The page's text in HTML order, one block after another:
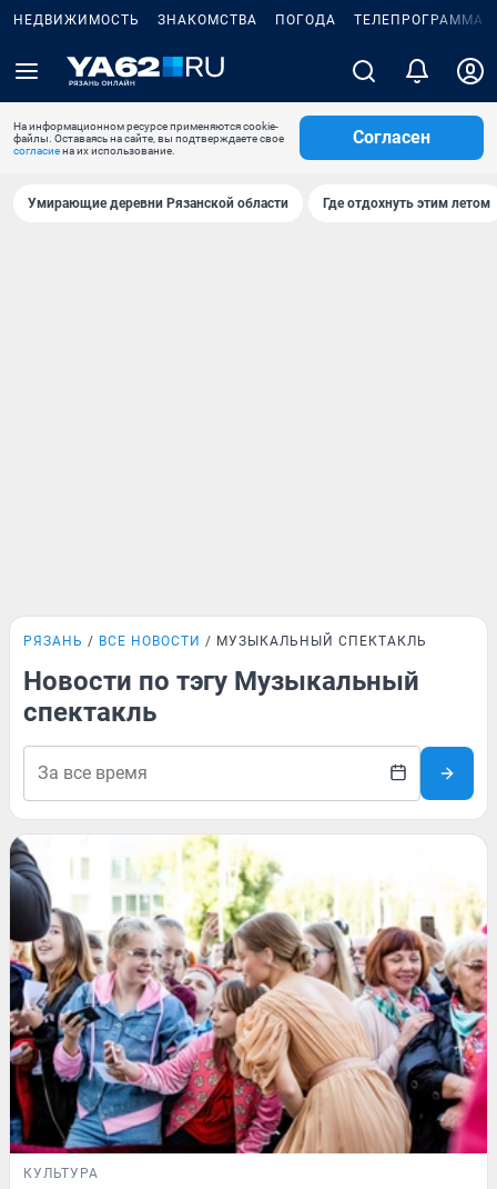
НЕДВИЖИМОСТЬ ЗНАКОМСТВА ПОГОДА ТЕЛЕПРОГРАММА
На информационном ресурсе применяются cookie-
файлы. Оставаясь на сайте, вы подтверждаете свое
согласиена их использование.
Согласен
Умирающие деревни Рязанской области Где отдохнуть этим летом
РЯЗАНЬ ВСЕ НОВОСТИ МУЗЫКАЛЬНЫЙ СПЕКТАКЛЬ
Новости по тэгу Музыкальный
спектакль
КУЛЬТУРА